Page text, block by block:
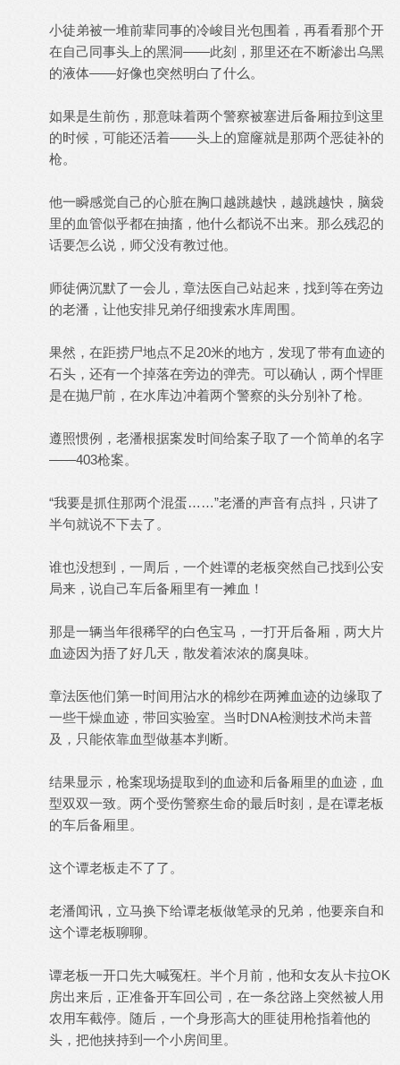
小徒弟被一堆前辈同事的冷峻目光包围着，再看看那个开
在自己同事头上的黑洞——此刻，那里还在不断渗出乌黑
的液体——好像也突然明白了什么。
如果是生前伤，那意味着两个警察被塞进后备厢拉到这里
的时候，可能还活着——头上的窟窿就是那两个恶徒补的
枪。
他一瞬感觉自己的心脏在胸口越跳越快，越跳越快，脑袋
里的血管似乎都在抽搐，他什么都说不出来。那么残忍的
话要怎么说，师父没有教过他。
师徒俩沉默了一会儿，章法医自己站起来，找到等在旁边
的老潘，让他安排兄弟仔细搜索水库周围。
果然，在距捞尸地点不足20米的地方，发现了带有血迹的
石头，还有一个掉落在旁边的弹壳。可以确认，两个悍匪
是在抛尸前，在水库边冲着两个警察的头分别补了枪。
遵照惯例，老潘根据案发时间给案子取了一个简单的名字
——403枪案。
“我要是抓住那两个混蛋……”老潘的声音有点抖，只讲了
半句就说不下去了。
谁也没想到，一周后，一个姓谭的老板突然自己找到公安
局来，说自己车后备厢里有一摊血！
那是一辆当年很稀罕的白色宝马，一打开后备厢，两大片
血迹因为捂了好几天，散发着浓浓的腐臭味。
章法医他们第一时间用沾水的棉纱在两摊血迹的边缘取了
一些干燥血迹，带回实验室。当时DNA检测技术尚未普
及，只能依靠血型做基本判断。
结果显示，枪案现场提取到的血迹和后备厢里的血迹，血
型双双一致。两个受伤警察生命的最后时刻，是在谭老板
的车后备厢里。
这个谭老板走不了了。
老潘闻讯，立马换下给谭老板做笔录的兄弟，他要亲自和
这个谭老板聊聊。
谭老板一开口先大喊冤枉。半个月前，他和女友从卡拉OK
房出来后，正准备开车回公司，在一条岔路上突然被人用
农用车截停。随后，一个身形高大的匪徒用枪指着他的
头，把他挟持到一个小房间里。